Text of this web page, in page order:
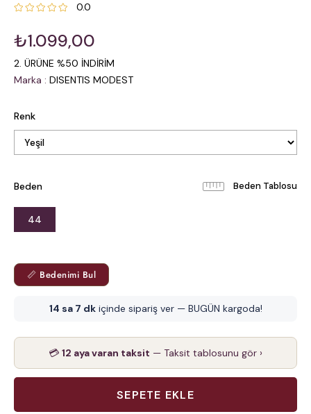
0.0
₺1.099,00
2. ÜRÜNE %50 İNDİRİM
Marka : DISENTIS MODEST
Renk
Beden Beden Tablosu
44
📏 Bedenimi Bul
14 sa 7 dkiçinde sipariş ver — BUGÜN kargoda!
💳 12 aya varan taksit — Taksit tablosunu gör ›